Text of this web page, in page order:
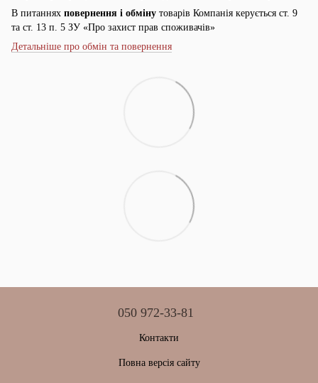
В питаннях повернення і обміну товарів Компанія керується ст. 9
та ст. 13 п. 5 ЗУ «Про захист прав споживачів»
Детальніше про обмін та повернення
050 972-33-81
Контакти
Повна версія сайту